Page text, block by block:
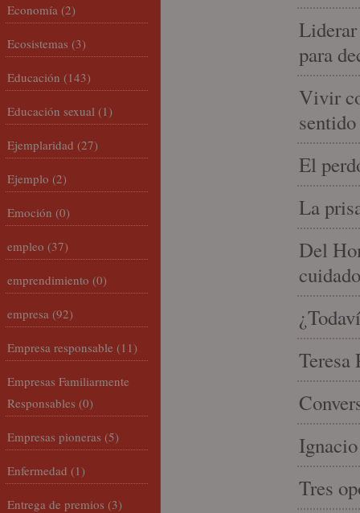
para
Vivir
El
La
Del
cuidado
Teresa
Tres
Economía (2)
Ecosistemas (3)
Educación (143)
Educación sexual (1)
Ejemplaridad (27)
Ejemplo (2)
Emoción (0)
empleo (37)
emprendimiento (0)
empresa (92)
Empresa responsable (11)
Empresas Familiarmente
Responsables (0)
Empresas pioneras (5)
Enfermedad (1)
Entrega de premios (3)